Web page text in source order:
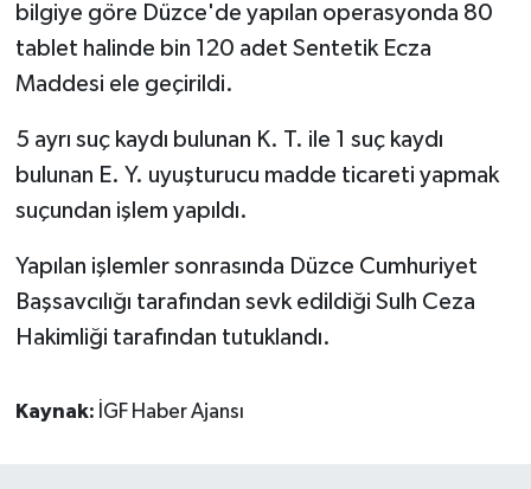
bilgiye göre Düzce'de yapılan operasyonda 80
tablet halinde bin 120 adet Sentetik Ecza
Maddesi ele geçirildi.
5 ayrı suç kaydı bulunan K. T. ile 1 suç kaydı
bulunan E. Y. uyuşturucu madde ticareti yapmak
suçundan işlem yapıldı.
Yapılan işlemler sonrasında Düzce Cumhuriyet
Başsavcılığı tarafından sevk edildiği Sulh Ceza
Hakimliği tarafından tutuklandı.
Kaynak: İGF Haber Ajansı